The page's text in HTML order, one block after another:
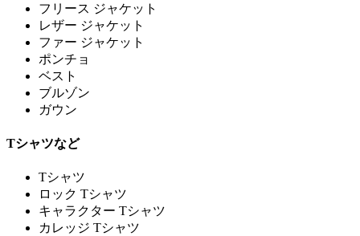
フリース ジャケット
レザー ジャケット
ファー ジャケット
ポンチョ
ベスト
ブルゾン
ガウン
Tシャツなど
Tシャツ
ロック Tシャツ
キャラクター Tシャツ
カレッジ Tシャツ